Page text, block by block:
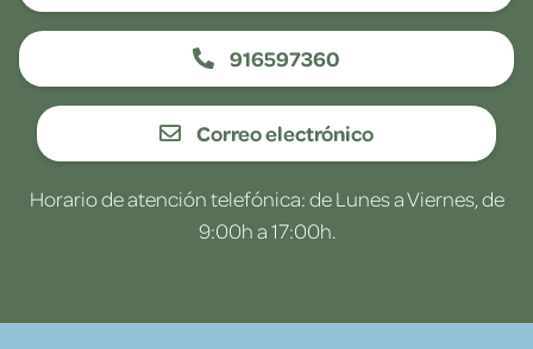
916597360
Correo electrónico
Horario de atención telefónica: de Lunes a Viernes, de
9:00h a 17:00h.